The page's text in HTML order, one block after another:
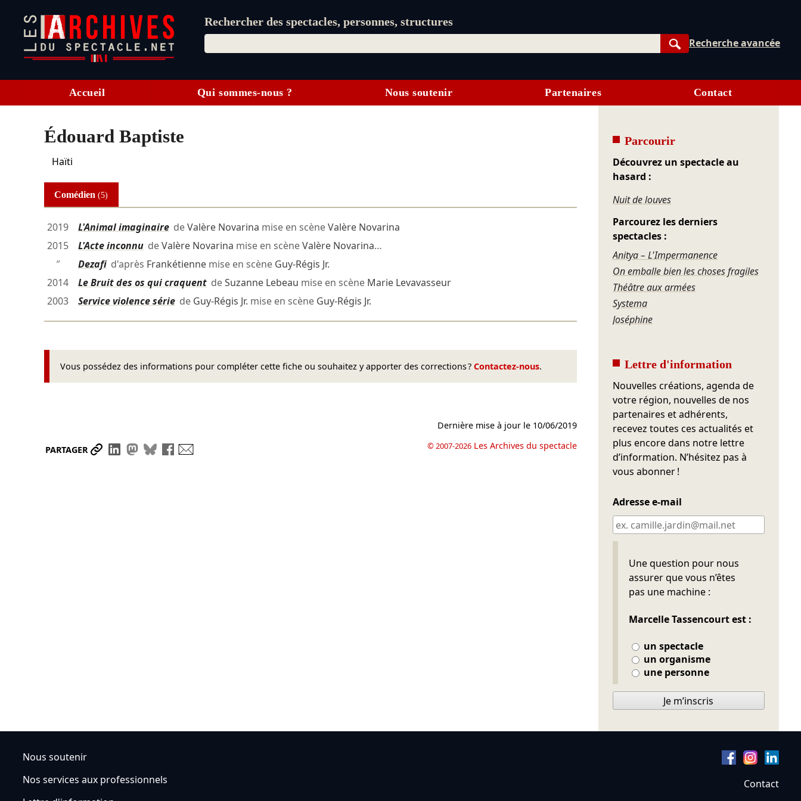
Rechercher des spectacles, personnes, structures
Rechercher
Recherche avancée
Accueil Qui sommes-nous ? Nous soutenir Partenaires Contact
Édouard Baptiste
Haïti
Comédien(5)
2019 L'Animal imaginairedeValère Novarina mise en scèneValère Novarina
2015
L'Acte inconnudeValère Novarina mise en scèneValère Novarina…
″
Dezafid'après Frankétiennemise en scène Guy-Régis Jr.
2014
Le Bruit des os qui craquentdeSuzanne Lebeau mise en scène Marie Levavasseur
2003
Service violence sériede Guy-Régis Jr. mise en scène Guy-Régis Jr.
Vous possédez des informations pour compléter cette fiche ou souhaitez y apporter des corrections ? Contactez-nous.
PARTAGER Partager le lien
Partager sur LinkedIn
Partager sur Mastodon
Partager sur Bluesky
Partager sur Facebook
Dernière mise à jour le 10/06/2019
© 2007-2026 Les Archives du spectacle
Parcourir
Découvrez un spectacle au
hasard :
Nuit de louves
Parcourez les derniers
spectacles :
Anitya – L'Impermanence
On emballe bien les choses fragiles
Théâtre aux armées
Systema
Joséphine
Lettre d'information
Nouvelles créations, agenda de
votre région, nouvelles de nos
partenaires et adhérents,
recevez toutes ces actualités et
plus encore dans notre lettre
d’information. N’hésitez pas à
vous abonner !
Adresse e-mail
Une question pour nous
assurer que vous n’êtes
pas une machine :
Marcelle Tassencourt est :
un spectacle
un organisme
une personne
Ne pas remplir
Je m’inscris
Nous soutenir
Nos services aux professionnels
Contact